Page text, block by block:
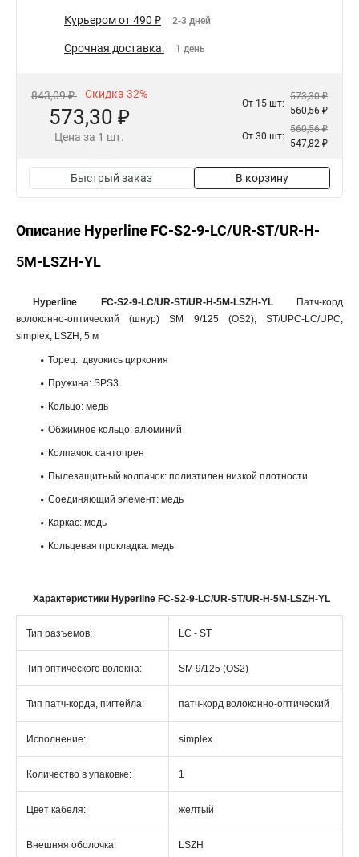
Курьером от 490 ₽ 2-3 дней
Срочная доставка: 1 день
843,09 ₽ Скидка 32%
573,30 ₽
Цена за 1 шт.
От 15 шт:
573,30 ₽
560,56 ₽
От 30 шт:
560,56 ₽
547,82 ₽
Быстрый заказ В корзину
Описание Hyperline FC-S2-9-LC/UR-ST/UR-H-
5M-LSZH-YL
Hyperline FC-S2-9-LC/UR-ST/UR-H-5M-LSZH-YL
Патч-корд
волоконно-оптический (шнур) SM 9/125 (OS2), ST/UPC-LC/UPC,
simplex, LSZH, 5 м
Торец: двуокись циркония
Пружина: SPS3
Кольцо: медь
Обжимное кольцо: алюминий
Колпачок: сантопрен
Пылезащитный колпачок: полиэтилен низкой плотности
Соединяющий элемент: медь
Каркас: медь
Кольцевая прокладка: медь
Характеристики Hyperline FC-S2-9-LC/UR-ST/UR-H-5M-LSZH-YL
Тип разъемов: LC - ST
Тип оптического волокна: SM 9/125 (OS2)
Тип патч-корда, пигтейла: патч-корд волоконно-оптический
Исполнение: simplex
Количество в упаковке: 1
Цвет кабеля: желтый
Внешняя оболочка: LSZH